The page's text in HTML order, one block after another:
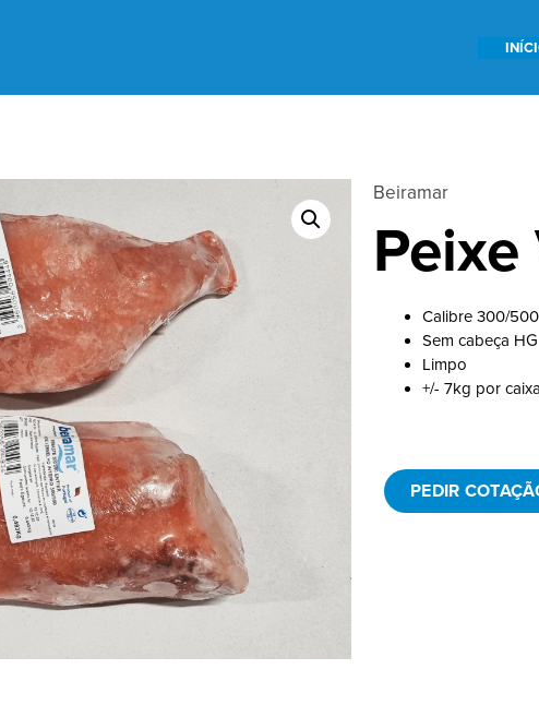
Beiramar
Calibre 300/
Sem cabeça HG
Limpo
+/- 7kg por caixa
PEDIR